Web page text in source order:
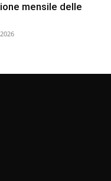
mensile delle